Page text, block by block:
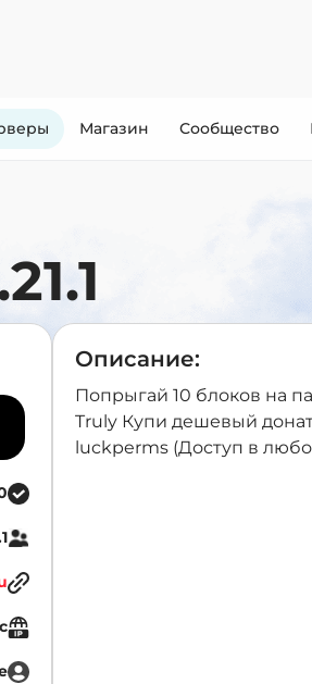
Магазин Сообщество
Описание:
Попрыгай 10 блоков на
Truly Купи дешевый
luckperms (Доступ в